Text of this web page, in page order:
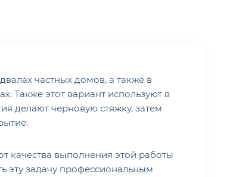
частных домов, а также в
Также этот вариант используют в
делают черновую стяжку, затем
качества выполнения этой работы
эту задачу профессиональным